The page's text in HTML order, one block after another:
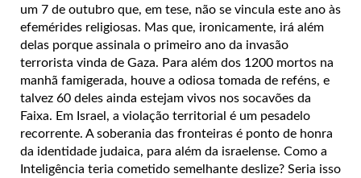
um 7 de outubro que, em tese, não se vincula este ano às
efemérides religiosas. Mas que, ironicamente, irá além
delas porque assinala o primeiro ano da invasão
terrorista vinda de Gaza. Para além dos 1200 mortos na
manhã famigerada, houve a odiosa tomada de reféns, e
talvez 60 deles ainda estejam vivos nos socavões da
Faixa. Em Israel, a violação territorial é um pesadelo
recorrente. A soberania das fronteiras é ponto de honra
da identidade judaica, para além da israelense. Como a
Inteligência teria cometido semelhante deslize? Seria isso